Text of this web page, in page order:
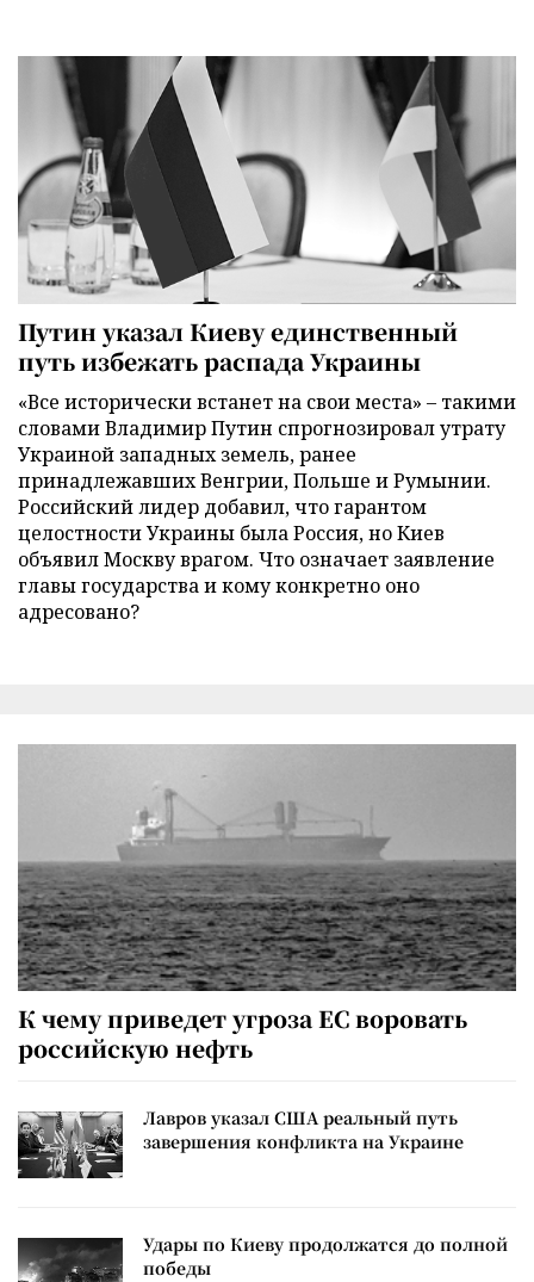
Путин указал Киеву единственный
путь избежать распада Украины
«Все исторически встанет на свои места» – такими
словами Владимир Путин спрогнозировал утрату
Украиной западных земель, ранее
принадлежавших Венгрии, Польше и Румынии.
Российский лидер добавил, что гарантом
целостности Украины была Россия, но Киев
объявил Москву врагом. Что означает заявление
главы государства и кому конкретно оно
адресовано?
К чему приведет угроза ЕС воровать
российскую нефть
Лавров указал США реальный путь
завершения конфликта на Украине
Удары по Киеву продолжатся до полной
победы